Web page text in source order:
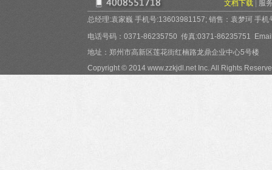
文档下载
服
总经理:袁家巍 手机号:13603981157; 销售：袁梦珂 手
电话号码：0371-86235750 传真:0371-86235751
地址：郑州市高新区莲花街红楠路龙鼎企业中心5号楼
Copyright © 2014 www.zzkjdl.net Inc. All Rights